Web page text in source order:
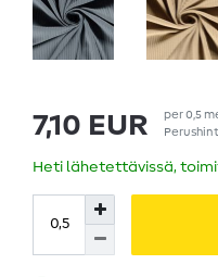
7,10 EUR per0,5
Heti lähetettävissä,